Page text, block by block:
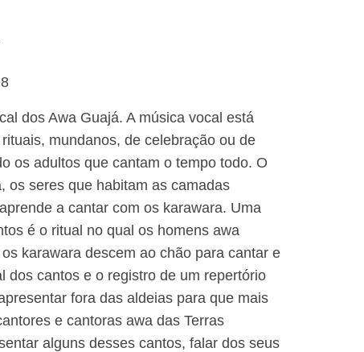
dos Awa Guajá. A música vocal está
mundanos, de celebração ou de
os adultos que cantam o tempo todo. O
os seres que habitam as camadas
a cantar com os karawara. Uma
é o ritual no qual os homens awa
karawara descem ao chão para cantar e
dos cantos e o registro de um repertório
fora das aldeias para que mais
e cantoras awa das Terras
alguns desses cantos, falar dos seus